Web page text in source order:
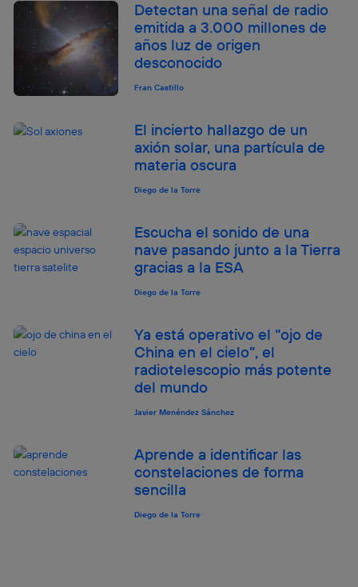
Detectan una señal de radio
emitida a 3.000 millones de
años luz de origen
desconocido
Fran Castillo
El incierto hallazgo de un
axión solar, una partícula de
materia oscura
Diego de la Torre
Escucha el sonido de una
nave pasando junto a la Tierra
gracias a la ESA
Diego de la Torre
Ya está operativo el “ojo de
China en el cielo”, el
radiotelescopio más potente
del mundo
Javier Menéndez Sánchez
Aprende a identificar las
constelaciones de forma
sencilla
Diego de la Torre
Este identificador se asigna a la conexión de internet, por
lo que cualquier persona que conecte su dispositivo y
consienta el uso de la tecnología recibirá el mismo
identificador. Típicamente:
Si utilizas una conexión de banda ancha
el marketing o análisis se realizará en función de las
que hayan dado su consentimiento.
datos móviles, el marketing será más
personalizado, ya que se basará únicamente en la
Puedes gestionar los consentimientos Utiq seleccionando
visitando el portal de privacidad de Utiq
(“consenthub”)
. Para más información, consulta
la política de privacidad de Utiq